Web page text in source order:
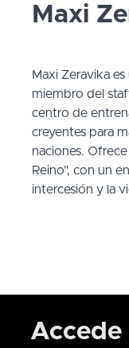
Maxi
Maxi Zeravika
miembro del
centro de
creyentes para
naciones.
Reino", con un
intercesión y la